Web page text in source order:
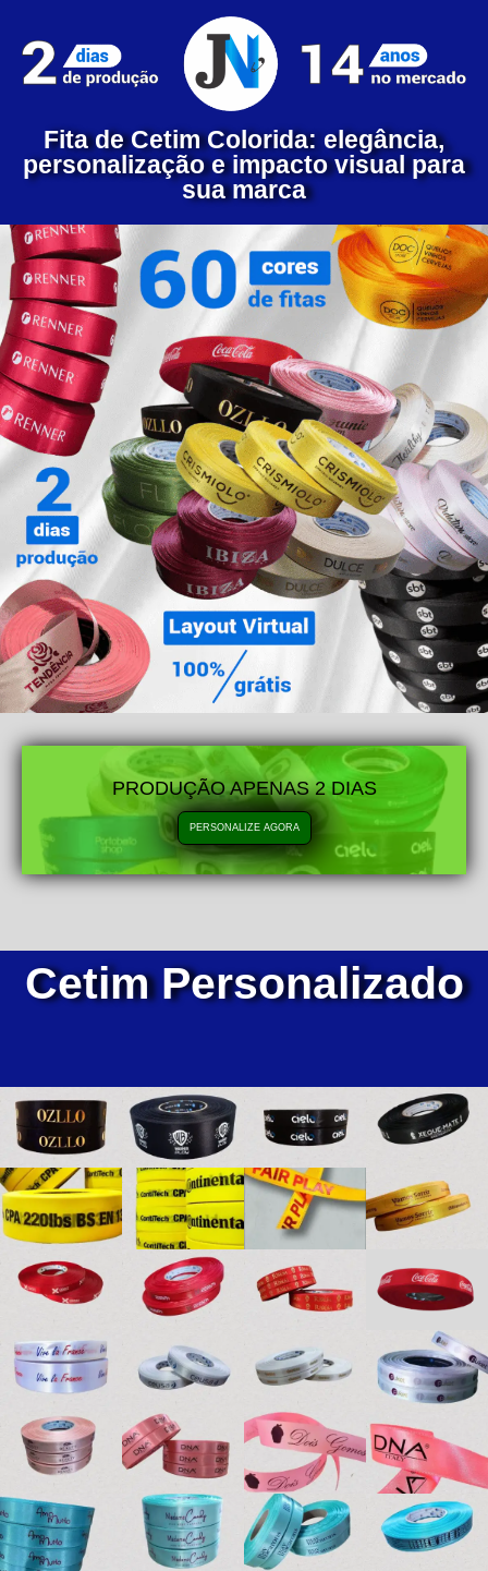
Fita de Cetim Colorida: elegância,
personalização e impacto visual para
sua marca
PRODUÇÃO APENAS 2 DIAS
PERSONALIZE AGORA
Cetim Personalizado